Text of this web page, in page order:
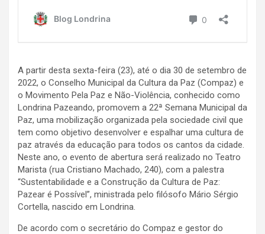
A partir desta sexta-feira (23), até o dia 30 de setembro de
2022, o Conselho Municipal da Cultura da Paz (Compaz) e
o Movimento Pela Paz e Não-Violência, conhecido como
Londrina Pazeando, promovem a 22ª Semana Municipal da
Paz, uma mobilização organizada pela sociedade civil que
tem como objetivo desenvolver e espalhar uma cultura de
paz através da educação para todos os cantos da cidade.
Neste ano, o evento de abertura será realizado no Teatro
Marista (rua Cristiano Machado, 240), com a palestra
“Sustentabilidade e a Construção da Cultura de Paz:
Pazear é Possível”, ministrada pelo filósofo Mário Sérgio
Cortella, nascido em Londrina.
De acordo com o secretário do Compaz e gestor do